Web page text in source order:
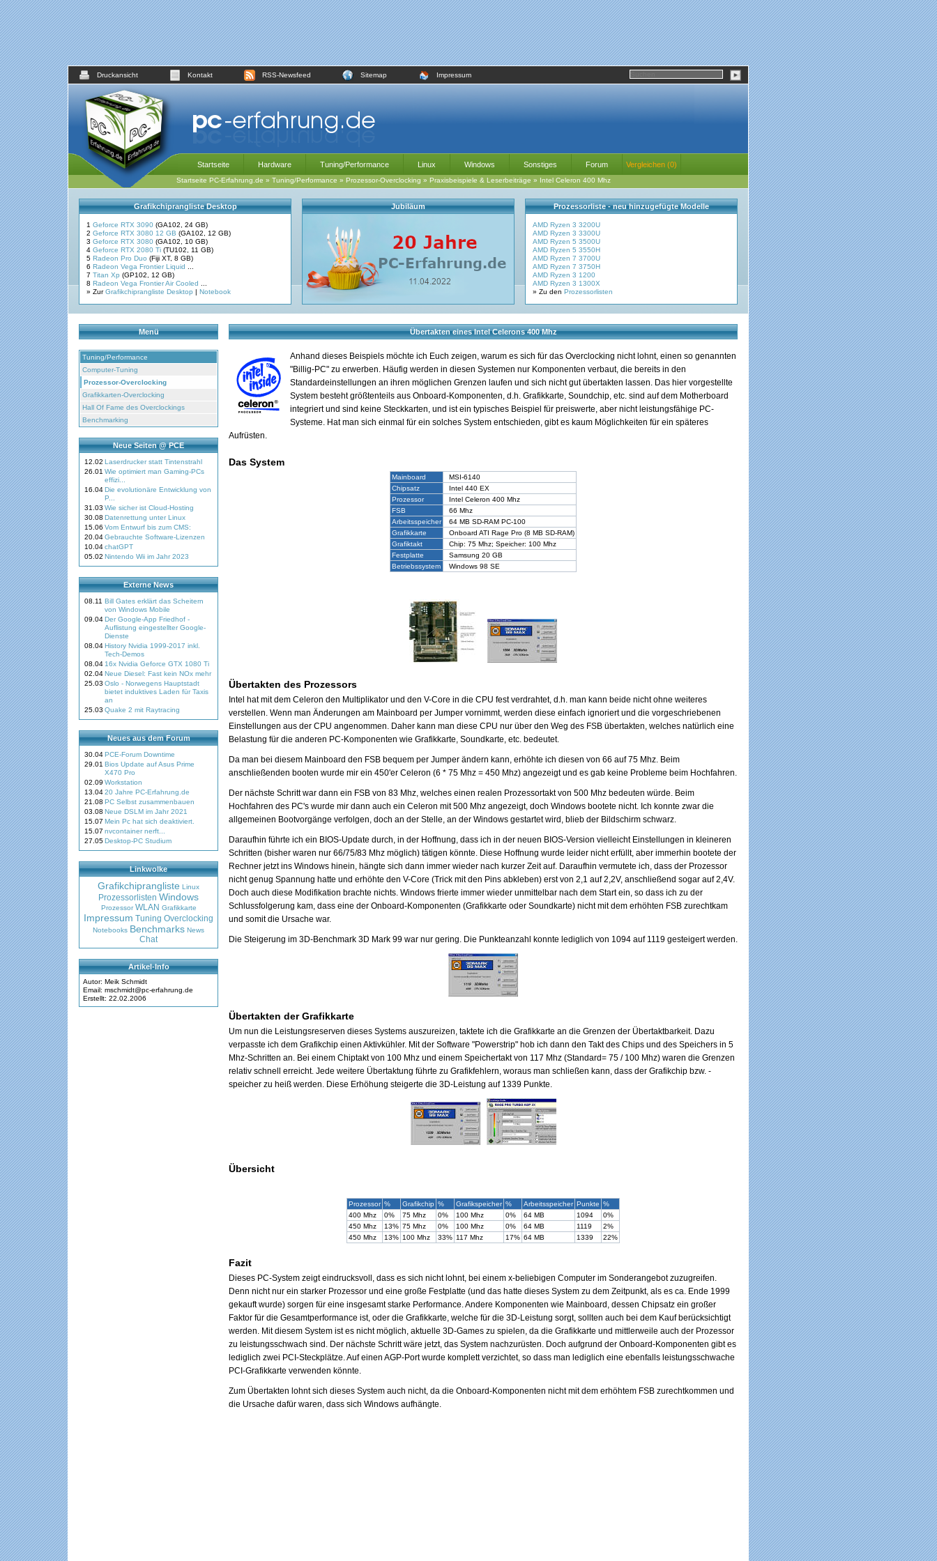
Druckansicht Kontakt RSS-Newsfeed Sitemap Impressum
Startseite Hardware Tuning/Performance Linux Windows Sonstiges Forum Vergleichen (0)
Startseite PC-Erfahrung.de » Tuning/Performance » Prozessor-Overclocking » Praxisbeispiele & Leserbeiträge » Intel Celeron 400 Mhz
Grafikchiprangliste Desktop
1 Geforce RTX 3090 (GA102, 24 GB)
2 Geforce RTX 3080 12 GB (GA102, 12 GB)
3 Geforce RTX 3080 (GA102, 10 GB)
4 Geforce RTX 2080 Ti (TU102, 11 GB)
5 Radeon Pro Duo (Fiji XT, 8 GB)
6 Radeon Vega Frontier Liquid
7 Titan Xp (GP102, 12 GB)
8 Radeon Vega Frontier Air Cooled
» ZurGrafikchiprangliste Desktop | Notebook
Jubiläum Prozessorliste - neu hinzugefügte Modelle
AMD Ryzen 3 3200U
AMD Ryzen 3 3300U
AMD Ryzen 5 3500U
AMD Ryzen 5 3550H
AMD Ryzen 7 3700U
AMD Ryzen 7 3750H
AMD Ryzen 3 1200
AMD Ryzen 3 1300X
» Zu den Prozessorlisten
Menü
Tuning/Performance
Computer-Tuning
Prozessor-Overclocking
Grafikkarten-Overclocking
Hall Of Fame des Overclockings
Benchmarking
Neue Seiten @ PCE
12.02 Laserdrucker statt Tintenstrahl
26.01 Wie optimiert man Gaming-PCs
effizi...
16.04Die evolutionäre Entwicklung von
P...
31.03 Wie sicher ist Cloud-Hosting
30.08 Datenrettung unter Linux
15.06 Vom Entwurf bis zum CMS:
20.04Gebrauchte Software-Lizenzen
10.04chatGPT
05.02 Nintendo Wii im Jahr 2023
Externe News
08.11 Bill Gates erklärt das Scheitern
von Windows Mobile
09.04Der Google-App Friedhof -
Auflistung eingestellter Google-
Dienste
08.04History Nvidia 1999-2017 inkl.
Tech-Demos
08.04 16x Nvidia Geforce GTX 1080 Ti
02.04Neue Diesel: Fast kein NOx mehr
25.03 Oslo - Norwegens Hauptstadt
bietet induktives Laden für Taxis
an
25.03 Quake 2 mit Raytracing
Neues aus dem Forum
30.04PCE-Forum Downtime
29.01 Bios Update auf Asus Prime
X470 Pro
02.09 Workstation
13.0420 Jahre PC-Erfahrung.de
21.08 PC Selbst zusammenbauen
03.08 Neue DSLM im Jahr 2021
15.07 Mein Pc hat sich deaktiviert.
15.07 nvcontainer nerft...
27.05Desktop-PC Studium
Linkwolke
Grafikchiprangliste Linux
Prozessorlisten Windows
Prozessor WLAN Grafikkarte
Impressum Tuning Overclocking
Notebooks Benchmarks News
Chat
Artikel-Info
Autor: Meik Schmidt
Email: mschmidt@pc-erfahrung.de
Erstellt: 22.02.2006
Übertakten eines Intel Celerons 400 Mhz
Anhand dieses Beispiels möchte ich Euch zeigen, warum es sich für das Overclocking nicht lohnt, einen so genannten
"Billig-PC" zu erwerben. Häufig werden in diesen Systemen nur Komponenten verbaut, die bereits in den
Standardeinstellungen an ihren möglichen Grenzen laufen und sich nicht gut übertakten lassen. Das hier vorgestellte
System besteht größtenteils aus Onboard-Komponenten, d.h. Grafikkarte, Soundchip, etc. sind auf dem Motherboard
integriert und sind keine Steckkarten, und ist ein typisches Beispiel für preiswerte, aber nicht leistungsfähige PC-
Systeme. Hat man sich einmal für ein solches System entschieden, gibt es kaum Möglichkeiten für ein späteres
Aufrüsten.
Das System
Mainboard
MSI-6140
Chipsatz
Intel 440 EX
Prozessor
Intel Celeron 400 Mhz
FSB
66 Mhz
Arbeitsspeicher
64 MB SD-RAM PC-100
Grafikkarte
Onboard ATI Rage Pro (8 MB SD-RAM)
Grafiktakt
Chip: 75 Mhz; Speicher: 100 Mhz
Festplatte
Samsung 20 GB
Betriebssystem
Windows 98 SE
Übertakten des Prozessors
Intel hat mit dem Celeron den Multiplikator und den V-Core in die CPU fest verdrahtet, d.h. man kann beide nicht ohne weiteres
verstellen. Wenn man Änderungen am Mainboard per Jumper vornimmt, werden diese einfach ignoriert und die vorgeschriebenen
Einstellungen aus der CPU angenommen. Daher kann man diese CPU nur über den Weg des FSB übertakten, welches natürlich eine
Belastung für die anderen PC-Komponenten wie Grafikkarte, Soundkarte, etc. bedeutet.
Da man bei diesem Mainboard den FSB bequem per Jumper ändern kann, erhöhte ich diesen von 66 auf 75 Mhz. Beim
anschließenden booten wurde mir ein 450'er Celeron (6 * 75 Mhz = 450 Mhz) angezeigt und es gab keine Probleme beim Hochfahren.
Der nächste Schritt war dann ein FSB von 83 Mhz, welches einen realen Prozessortakt von 500 Mhz bedeuten würde. Beim
Hochfahren des PC's wurde mir dann auch ein Celeron mit 500 Mhz angezeigt, doch Windows bootete nicht. Ich konnte zwar die
allgemeinen Bootvorgänge verfolgen, doch an der Stelle, an der Windows gestartet wird, blieb der Bildschirm schwarz.
Daraufhin führte ich ein BIOS-Update durch, in der Hoffnung, dass ich in der neuen BIOS-Version vielleicht Einstellungen in kleineren
Schritten (bisher waren nur 66/75/83 Mhz möglich) tätigen könnte. Diese Hoffnung wurde leider nicht erfüllt, aber immerhin bootete der
Rechner jetzt ins Windows hinein, hängte sich dann immer wieder nach kurzer Zeit auf. Daraufhin vermutete ich, dass der Prozessor
nicht genug Spannung hatte und erhöhte den V-Core (Trick mit den Pins abkleben) erst von 2,1 auf 2,2V, anschließend sogar auf 2,4V.
Doch auch diese Modifikation brachte nichts. Windows frierte immer wieder unmittelbar nach dem Start ein, so dass ich zu der
Schlussfolgerung kam, dass eine der Onboard-Komponenten (Grafikkarte oder Soundkarte) nicht mit dem erhöhten FSB zurechtkam
und somit die Ursache war.
Die Steigerung im 3D-Benchmark 3D Mark 99 war nur gering. Die Punkteanzahl konnte lediglich von 1094 auf 1119 gesteigert werden.
Übertakten der Grafikkarte
Um nun die Leistungsreserven dieses Systems auszureizen, taktete ich die Grafikkarte an die Grenzen der Übertaktbarkeit. Dazu
verpasste ich dem Grafikchip einen Aktivkühler. Mit der Software "Powerstrip" hob ich dann den Takt des Chips und des Speichers in 5
Mhz-Schritten an. Bei einem Chiptakt von 100 Mhz und einem Speichertakt von 117 Mhz (Standard= 75 / 100 Mhz) waren die Grenzen
relativ schnell erreicht. Jede weitere Übertaktung führte zu Grafikfehlern, woraus man schließen kann, dass der Grafikchip bzw. -
speicher zu heiß werden. Diese Erhöhung steigerte die 3D-Leistung auf 1339 Punkte.
Übersicht
Prozessor % Grafikchip % Grafikspeicher % Arbeitsspeicher Punkte %
400 Mhz
0% 75 Mhz 0% 100 Mhz 0% 64 MB 1094
0%
450 Mhz
13% 75 Mhz 0% 100 Mhz 0% 64 MB 1119
2%
450 Mhz
13% 100 Mhz 33% 117 Mhz 17% 64 MB 1339 22%
Fazit
Dieses PC-System zeigt eindrucksvoll, dass es sich nicht lohnt, bei einem x-beliebigen Computer im Sonderangebot zuzugreifen.
Denn nicht nur ein starker Prozessor und eine große Festplatte (und das hatte dieses System zu dem Zeitpunkt, als es ca. Ende 1999
gekauft wurde) sorgen für eine insgesamt starke Performance. Andere Komponenten wie Mainboard, dessen Chipsatz ein großer
Faktor für die Gesamtperformance ist, oder die Grafikkarte, welche für die 3D-Leistung sorgt, sollten auch bei dem Kauf berücksichtigt
werden. Mit diesem System ist es nicht möglich, aktuelle 3D-Games zu spielen, da die Grafikkarte und mittlerweile auch der Prozessor
zu leistungsschwach sind. Der nächste Schritt wäre jetzt, das System nachzurüsten. Doch aufgrund der Onboard-Komponenten gibt es
lediglich zwei PCI-Steckplätze. Auf einen AGP-Port wurde komplett verzichtet, so dass man lediglich eine ebenfalls leistungsschwache
PCI-Grafikkarte verwenden könnte.
Zum Übertakten lohnt sich dieses System auch nicht, da die Onboard-Komponenten nicht mit dem erhöhtem FSB zurechtkommen und
die Ursache dafür waren, dass sich Windows aufhängte.